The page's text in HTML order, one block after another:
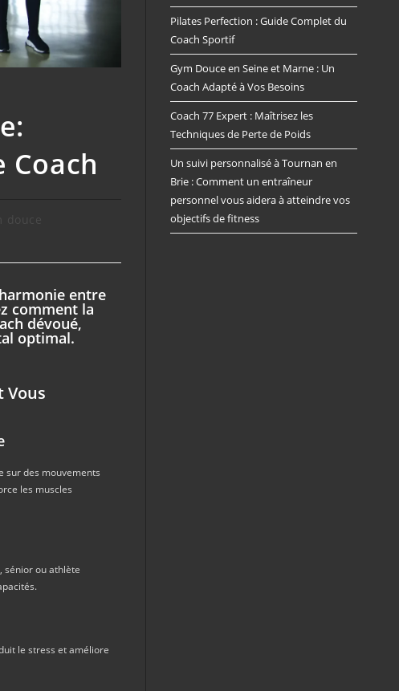
Coach
entre
comment la
dévoué,
optimal.
Vous
sur des mouvements
les muscles
sénior ou athlète
le stress et améliore
Pilates Perfection : Guide Complet du
Coach Sportif
Gym Douce en Seine et Marne : Un
Coach Adapté à Vos Besoins
Coach 77 Expert : Maîtrisez les
Techniques de Perte de Poids
Un suivi personnalisé à Tournan en
Brie : Comment un entraîneur
personnel vous aidera à atteindre vos
objectifs de fitness